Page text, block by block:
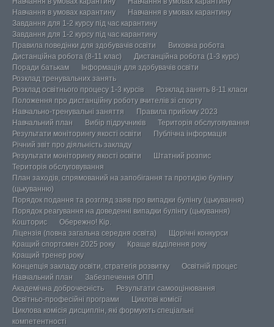
Навчання в умовах карантину
Навчання в умовах карантину
Завдання для 1-2 курсу під час карантину
Завдання для 1-2 курсу під час карантину
Правила поведінки для здобувачів освіти
Виховна робота
Дистанційна робота (8-11 клас)
Дистанційна робота (1-3 курс)
Поради батькам
Інформація для здобувачів освіти
Розклад тренувальних занять
Розклад освітнього процесу 1-3 курсів
Розклад занять 8-11 класи
Положення про дистанційну роботу вчителів зі спорту
Навчально-тренувальні заняття
Правила прийому 2023
Навчальний план
Вибір підручників
Територія обслуговування
Результати моніторингу якості освіти
Публічна інформація
Річний звіт про діяльність закладу
Результати моніторингу якості освіти
Штатний розпис
Територія обслуговування
План заходів, спрямований на запобігання та протидію булінгу
(цькуванню)
Порядок подання та розгляд заяв про випадки булінгу (цькування)
Порядок реагування на доведенні випадки булінгу (цькування)
Кошторис
Обережно! Кір.
Ліцензія (повна загальна середня освіта)
Щорічні конкурси
Кращий спортсмен 2025 року
Краще відділення року
Кращий тренер року
Концепція закладу освіти, стратегія розвитку
Освітній процес
Навчальний план
Забезпечення ОПП
Академічна доброчесність
Результати самооцінювання
Освітньо-професійні програми
Циклові комісії
Циклова комісія дисциплін, які формують спеціальні
компетентності